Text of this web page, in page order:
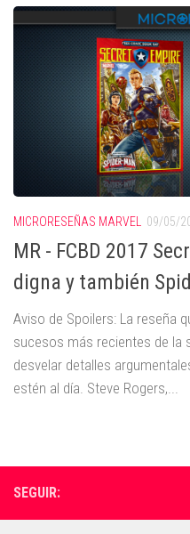
MICRORESEÑAS MARVEL 09/05/
MR - FCBD 2017
digna y también
Aviso de Spoilers: La reseña
sucesos más recientes de la
desvelar detalles
estén al día. Steve Rogers,...
SEGUIR: